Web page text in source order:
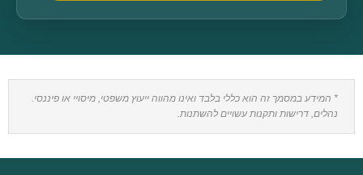
* המידע במסמך זה הוא כללי בלבד ואינו מהווה ייעוץ משפטי, מיסויי או פיננסי.
נהלים, דרישות ותקנות עשויים להשתנות.